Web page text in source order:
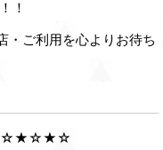
！
・ご利用を心よりお待ち